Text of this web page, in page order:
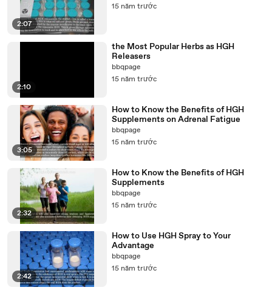
2:07
15 năm trước
2:10
the Most Popular Herbs as HGH
Releasers
bbqpage
15 năm trước
3:05
How to Know the Benefits of HGH
Supplements on Adrenal Fatigue
bbqpage
15 năm trước
2:32
How to Know the Benefits of HGH
Supplements
bbqpage
15 năm trước
2:42
How to Use HGH Spray to Your
Advantage
bbqpage
15 năm trước